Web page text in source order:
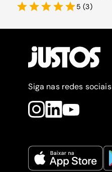
5 (3)
Siga nas redes sociais